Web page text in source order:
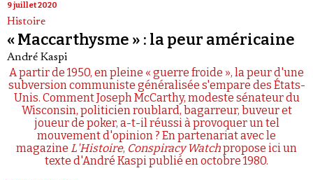
9 juillet 2020
Histoire
« Maccarthysme » : la peur américaine
André Kaspi
A partir de 1950, en pleine « guerre froide », la peur d'une
subversion communiste généralisée s'empare des États-
Unis. Comment Joseph McCarthy, modeste sénateur du
Wisconsin, politicien roublard, bagarreur, buveur et
joueur de poker, a-t-il réussi à provoquer un tel
mouvement d'opinion ? En partenariat avec le
magazine L'Histoire, Conspiracy Watchpropose ici un
texte d'André Kaspi publié en octobre 1980.